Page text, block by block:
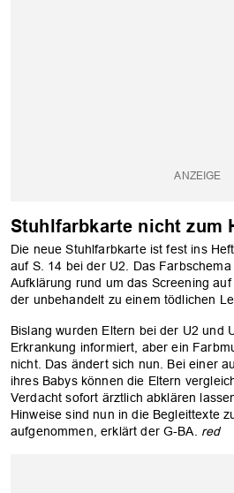
OK
Stuhlfarbkarte nicht zum
Die neue Stuhlfarbkarte ist fest ins
auf S. 14 bei der U2. Das
Aufklärung rund um das Screening auf
der unbehandelt zu einem tödlichen
Bislang wurden Eltern bei der U2 und
Erkrankung informiert, aber ein
nicht. Das ändert sich nun. Bei einer
ihres Babys können die Eltern
Verdacht sofort ärztlich abklären
Hinweise sind nun in die Begleittexte
aufgenommen, erklärt der G-BA. red